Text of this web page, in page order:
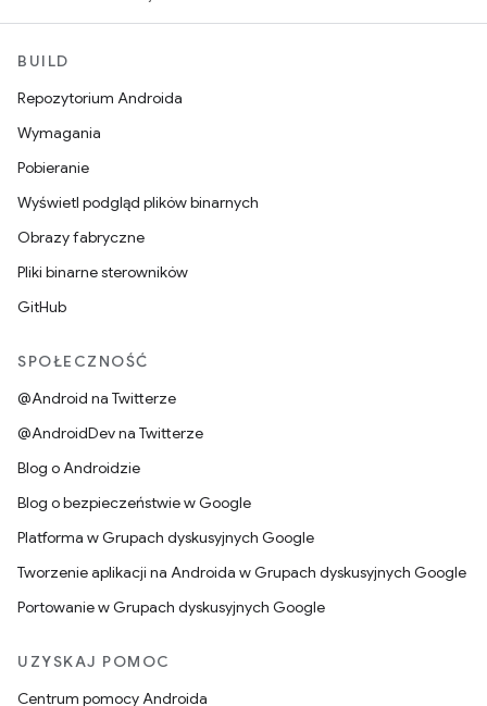
BUILD
Repozytorium Androida
Wymagania
Pobieranie
Wyświetl podgląd plików binarnych
Obrazy fabryczne
Pliki binarne sterowników
GitHub
SPOŁECZNOŚĆ
@Android na Twitterze
@AndroidDev na Twitterze
Blog o Androidzie
Blog o bezpieczeństwie w Google
Platforma w Grupach dyskusyjnych Google
Tworzenie aplikacji na Androida w Grupach dyskusyjnych Google
Portowanie w Grupach dyskusyjnych Google
UZYSKAJ POMOC
Centrum pomocy Androida